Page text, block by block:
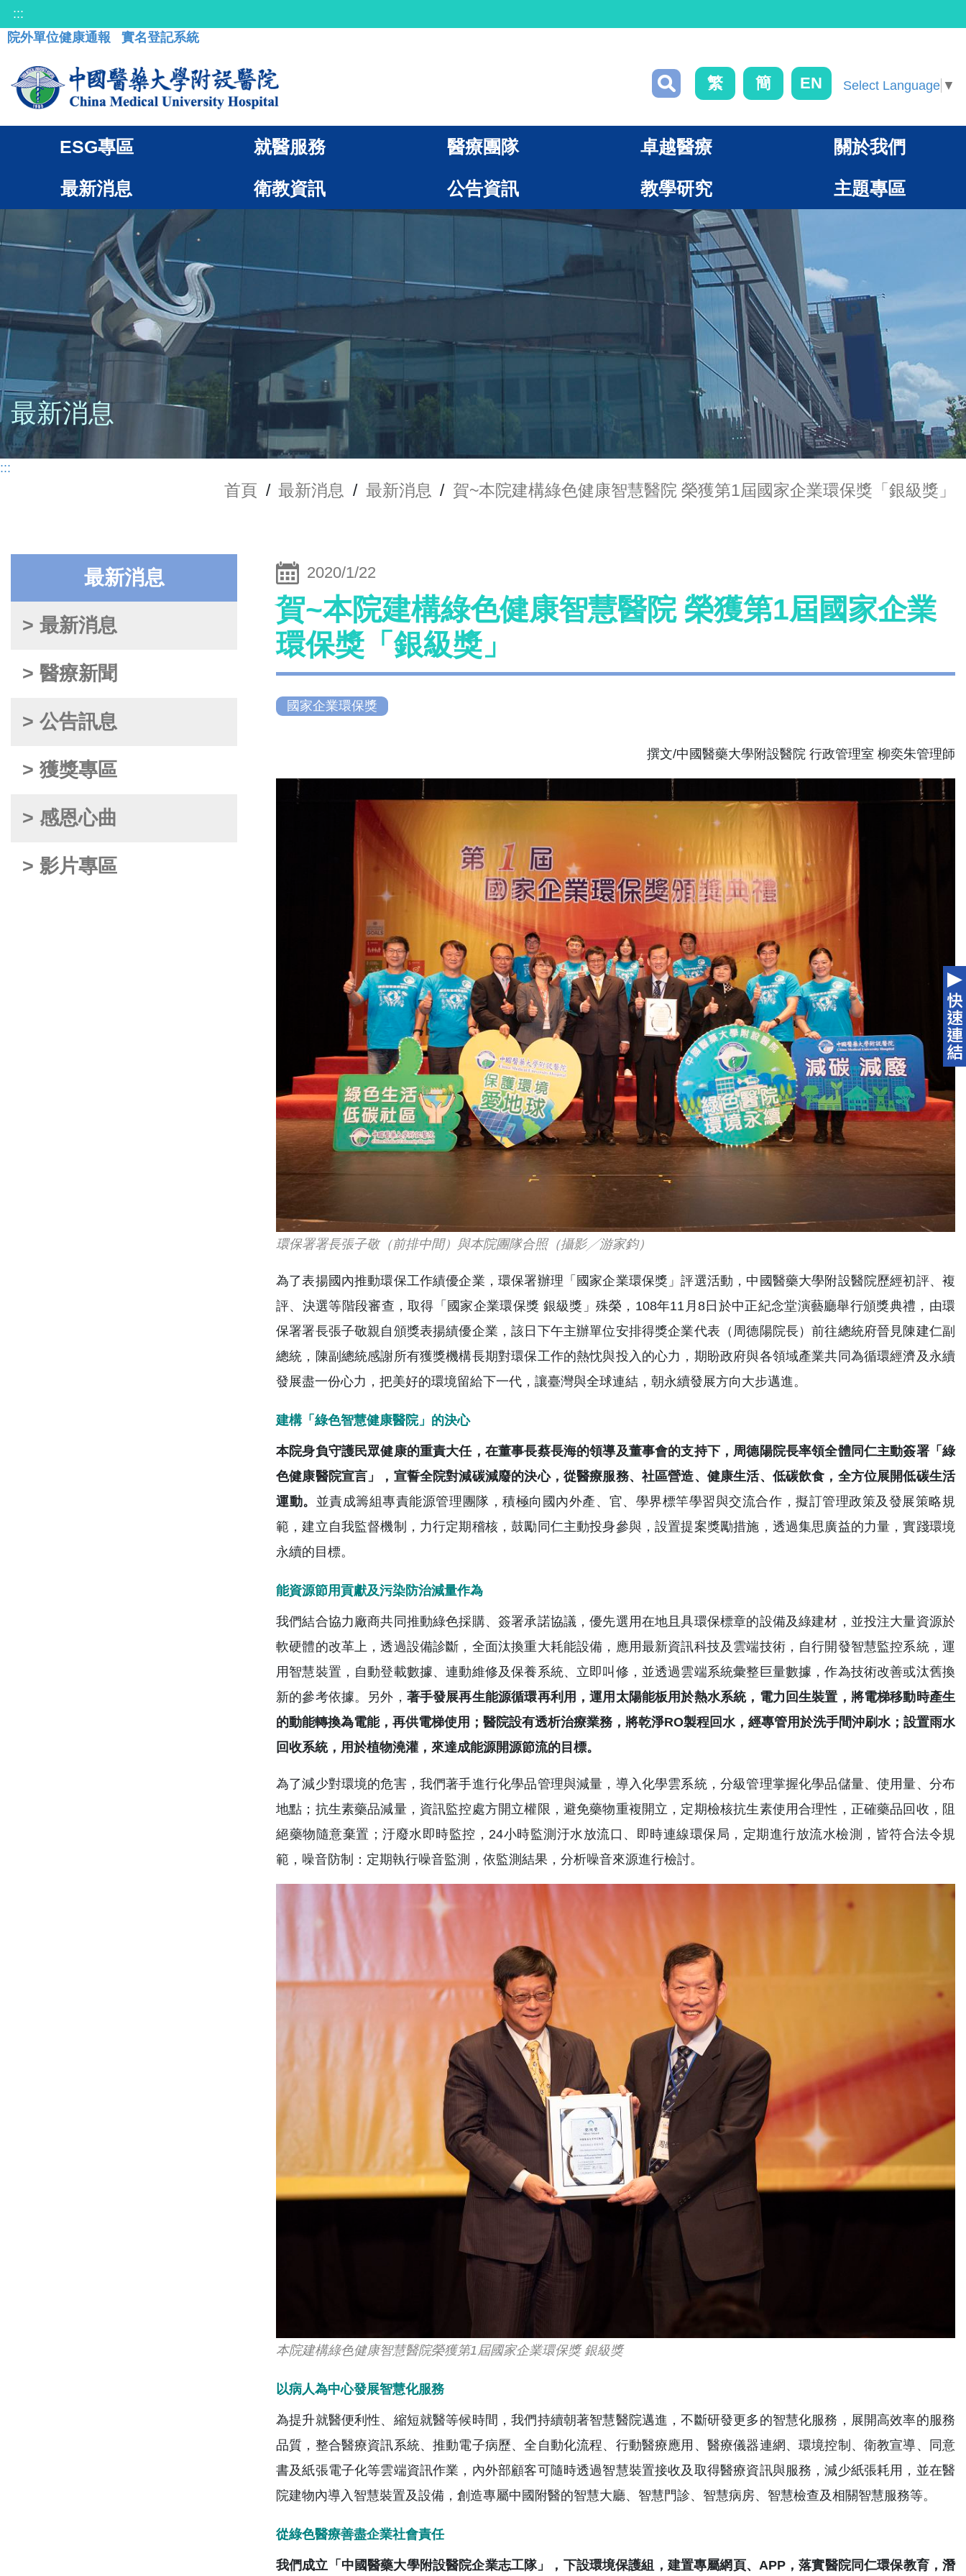
:::
院外單位健康通報
實名登記系統
繁 簡 EN Select Language ▼
ESG專區 就醫服務 醫療團隊 卓越醫療 關於我們
最新消息 衛教資訊 公告資訊 教學研究 主題專區
最新消息
:::
首頁 / 最新消息 / 最新消息 / 賀~本院建構綠色健康智慧醫院 榮獲第1屆國家企業環保獎「銀級獎」
最新消息
> 最新消息
> 醫療新聞
> 公告訊息
> 獲獎專區
> 感恩心曲
> 影片專區
2020/1/22
賀~本院建構綠色健康智慧醫院 榮獲第1屆國家企業
環保獎「銀級獎」
國家企業環保獎
撰文/中國醫藥大學附設醫院 行政管理室 柳奕朱管理師
環保署署長張子敬（前排中間）與本院團隊合照（攝影╱游家鈞）
為了表揚國內推動環保工作績優企業，環保署辦理「國家企業環保獎」評選活動，中國醫藥大學附設醫院歷經初評、複
評、決選等階段審查，取得「國家企業環保獎 銀級獎」殊榮，108年11月8日於中正紀念堂演藝廳舉行頒獎典禮，由環
保署署長張子敬親自頒獎表揚績優企業，該日下午主辦單位安排得獎企業代表（周德陽院長）前往總統府晉見陳建仁副
總統，陳副總統感謝所有獲獎機構長期對環保工作的熱忱與投入的心力，期盼政府與各領域產業共同為循環經濟及永續
發展盡一份心力，把美好的環境留給下一代，讓臺灣與全球連結，朝永續發展方向大步邁進。
建構「綠色智慧健康醫院」的決心
本院身負守護民眾健康的重責大任，在董事長蔡長海的領導及董事會的支持下，周德陽院長率領全體同仁主動簽署「綠
色健康醫院宣言」，宣誓全院對減碳減廢的決心，從醫療服務、社區營造、健康生活、低碳飲食，全方位展開低碳生活
運動。 並責成籌組專責能源管理團隊，積極向國內外產、官、學界標竿學習與交流合作，擬訂管理政策及發展策略規
範，建立自我監督機制，力行定期稽核，鼓勵同仁主動投身參與，設置提案獎勵措施，透過集思廣益的力量，實踐環境
永續的目標。
能資源節用貢獻及污染防治減量作為
我們結合協力廠商共同推動綠色採購、簽署承諾協議，優先選用在地且具環保標章的設備及綠建材，並投注大量資源於
軟硬體的改革上，透過設備診斷，全面汰換重大耗能設備，應用最新資訊科技及雲端技術，自行開發智慧監控系統，運
用智慧裝置，自動登載數據、連動維修及保養系統、立即叫修，並透過雲端系統彙整巨量數據，作為技術改善或汰舊換
新的參考依據。另外， 著手發展再生能源循環再利用，運用太陽能板用於熱水系統，電力回生裝置，將電梯移動時產生
的動能轉換為電能，再供電梯使用；醫院設有透析治療業務，將乾淨RO製程回水，經專管用於洗手間沖刷水；設置雨水
回收系統，用於植物澆灌，來達成能源開源節流的目標。
為了減少對環境的危害，我們著手進行化學品管理與減量，導入化學雲系統，分級管理掌握化學品儲量、使用量、分布
地點；抗生素藥品減量，資訊監控處方開立權限，避免藥物重複開立，定期檢核抗生素使用合理性，正確藥品回收，阻
絕藥物隨意棄置；汙廢水即時監控，24小時監測汙水放流口、即時連線環保局，定期進行放流水檢測，皆符合法令規
範，噪音防制：定期執行噪音監測，依監測結果，分析噪音來源進行檢討。
本院建構綠色健康智慧醫院榮獲第1屆國家企業環保獎 銀級獎
以病人為中心發展智慧化服務
為提升就醫便利性、縮短就醫等候時間，我們持續朝著智慧醫院邁進，不斷研發更多的智慧化服務，展開高效率的服務
品質，整合醫療資訊系統、推動電子病歷、全自動化流程、行動醫療應用、醫療儀器連網、環境控制、衛教宣導、同意
書及紙張電子化等雲端資訊作業，內外部顧客可隨時透過智慧裝置接收及取得醫療資訊與服務，減少紙張耗用，並在醫
院建物內導入智慧裝置及設備，創造專屬中國附醫的智慧大廳、智慧門診、智慧病房、智慧檢查及相關智慧服務等。
從綠色醫療善盡企業社會責任
我們成立「中國醫藥大學附設醫院企業志工隊」，下設環境保護組，建置專屬網頁、APP，落實醫院同仁環保教育，潛